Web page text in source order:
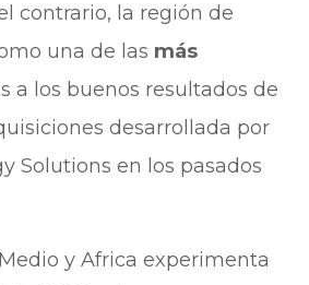
contrario, la región de
una de las más
a los buenos resultados de
desarrollada por
Solutions en los pasados
y Africa experimenta